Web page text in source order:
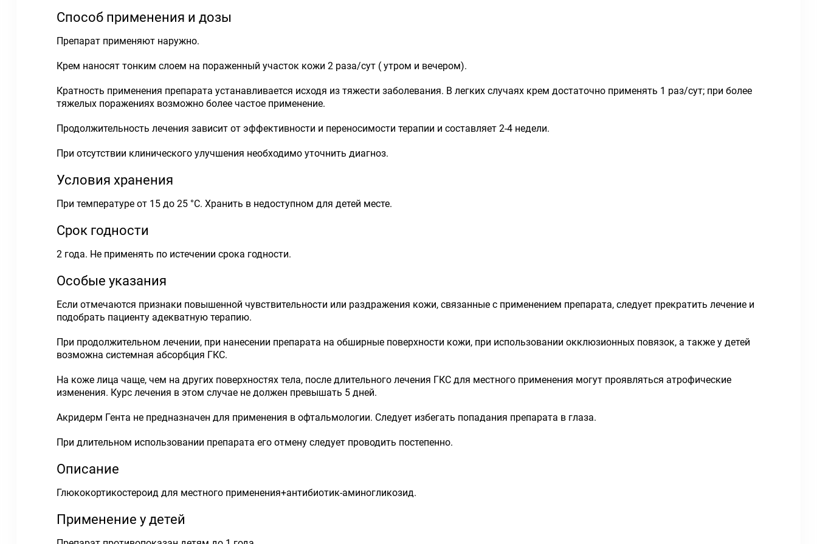
Способ применения и дозы
Препарат применяют наружно.
Крем наносят тонким слоем на пораженный участок кожи 2 раза/сут ( утром и вечером).
Кратность применения препарата устанавливается исходя из тяжести заболевания. В легких случаях крем достаточно применять 1 раз/сут; при более
тяжелых поражениях возможно более частое применение.
Продолжительность лечения зависит от эффективности и переносимости терапии и составляет 2-4 недели.
При отсутствии клинического улучшения необходимо уточнить диагноз.
Условия хранения
При температуре от 15 до 25 °С. Хранить в недоступном для детей месте.
Срок годности
2 года. Не применять по истечении срока годности.
Особые указания
Если отмечаются признаки повышенной чувствительности или раздражения кожи, связанные с применением препарата, следует прекратить лечение и
подобрать пациенту адекватную терапию.
При продолжительном лечении, при нанесении препарата на обширные поверхности кожи, при использовании окклюзионных повязок, а также у детей
возможна системная абсорбция ГКС.
На коже лица чаще, чем на других поверхностях тела, после длительного лечения ГКС для местного применения могут проявляться атрофические
изменения. Курс лечения в этом случае не должен превышать 5 дней.
Акридерм Гента не предназначен для применения в офтальмологии. Следует избегать попадания препарата в глаза.
При длительном использовании препарата его отмену следует проводить постепенно.
Описание
Глюкокортикостероид для местного применения+антибиотик-аминогликозид.
Применение у детей